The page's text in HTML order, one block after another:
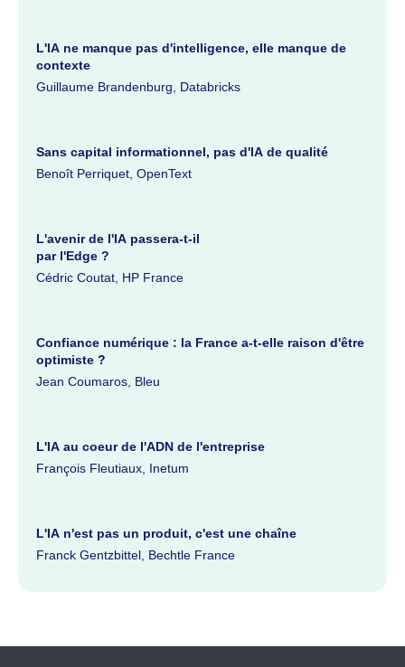
L'IA ne manque pas d'intelligence, elle manque de
contexte
Guillaume Brandenburg, Databricks
Sans capital informationnel, pas d'IA de qualité
Benoît Perriquet, OpenText
L'avenir de l'IA passera-t-il
par l'Edge ?
Cédric Coutat, HP France
Confiance numérique : la France a-t-elle raison d'être
optimiste ?
Jean Coumaros, Bleu
L'IA au coeur de l'ADN de l'entreprise
François Fleutiaux, Inetum
L'IA n'est pas un produit, c'est une chaîne
Franck Gentzbittel, Bechtle France